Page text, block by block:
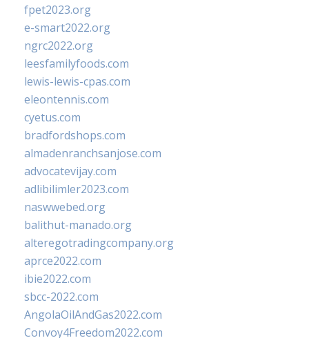
fpet2023.org
e-smart2022.org
ngrc2022.org
leesfamilyfoods.com
lewis-lewis-cpas.com
eleontennis.com
cyetus.com
bradfordshops.com
almadenranchsanjose.com
advocatevijay.com
adlibilimler2023.com
naswwebed.org
balithut-manado.org
alteregotradingcompany.org
aprce2022.com
ibie2022.com
sbcc-2022.com
AngolaOilAndGas2022.com
Convoy4Freedom2022.com